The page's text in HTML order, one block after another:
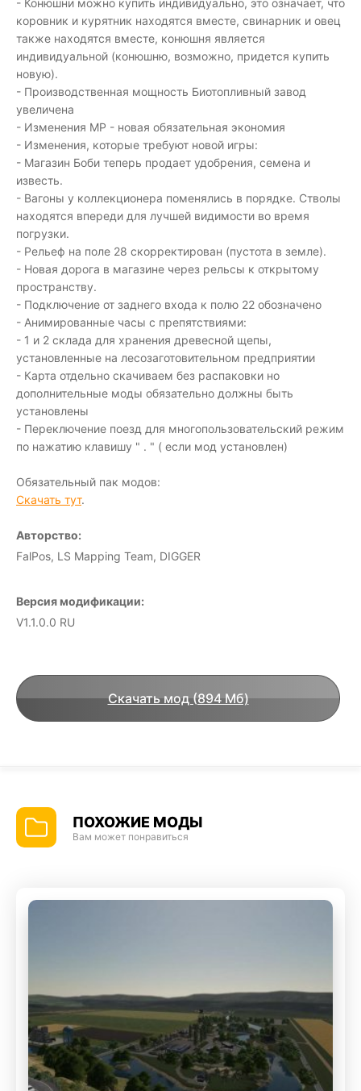
- Конюшни можно купить индивидуально, это означает, что
коровник и курятник находятся вместе, свинарник и овец
также находятся вместе, конюшня является
индивидуальной (конюшню, возможно, придется купить
новую).
- Производственная мощность Биотопливный завод
увеличена
- Изменения MP - новая обязательная экономия
- Изменения, которые требуют новой игры:
- Магазин Боби теперь продает удобрения, семена и
известь.
- Вагоны у коллекционера поменялись в порядке. Стволы
находятся впереди для лучшей видимости во время
погрузки.
- Рельеф на поле 28 скорректирован (пустота в земле).
- Новая дорога в магазине через рельсы к открытому
пространству.
- Подключение от заднего входа к полю 22 обозначено
- Анимированные часы с препятствиями:
- 1 и 2 склада для хранения древесной щепы,
установленные на лесозаготовительном предприятии
- Карта отдельно скачиваем без распаковки но
дополнительные моды обязательно должны быть
установлены
- Переключение поезд для многопользовательский режим
по нажатию клавишу " . " ( если мод установлен)
Обязательный пак модов:
Скачать тут.
Авторство:
FalPos, LS Mapping Team, DIGGER
Версия модификации:
V1.1.0.0 RU
Скачать мод (894 Мб)
ПОХОЖИЕ МОДЫ
Вам может понравиться